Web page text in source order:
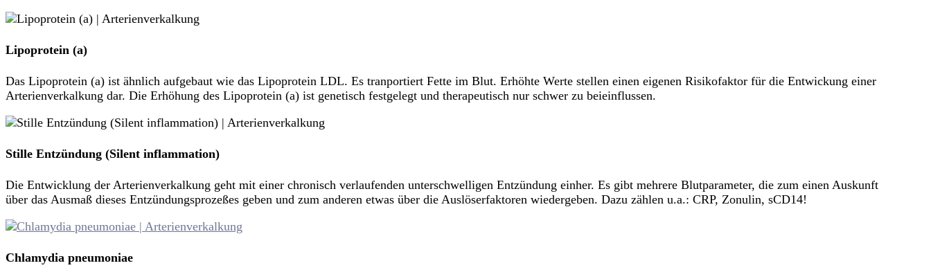
Lipoprotein (a)
Das Lipoprotein (a) ist ähnlich aufgebaut wie das Lipoprotein LDL. Es tranportiert Fette im Blut. Erhöhte Werte stellen einen eigenen Risikofaktor für die Entwickung einer
Arterienverkalkung dar. Die Erhöhung des Lipoprotein (a) ist genetisch festgelegt und therapeutisch nur schwer zu beieinflussen.
Stille Entzündung (Silent inflammation)
Die Entwicklung der Arterienverkalkung geht mit einer chronisch verlaufenden unterschwelligen Entzündung einher. Es gibt mehrere Blutparameter, die zum einen Auskunft
über das Ausmaß dieses Entzündungsprozeßes geben und zum anderen etwas über die Auslöserfaktoren wiedergeben. Dazu zählen u.a.: CRP, Zonulin, sCD14!
Chlamydia pneumoniae